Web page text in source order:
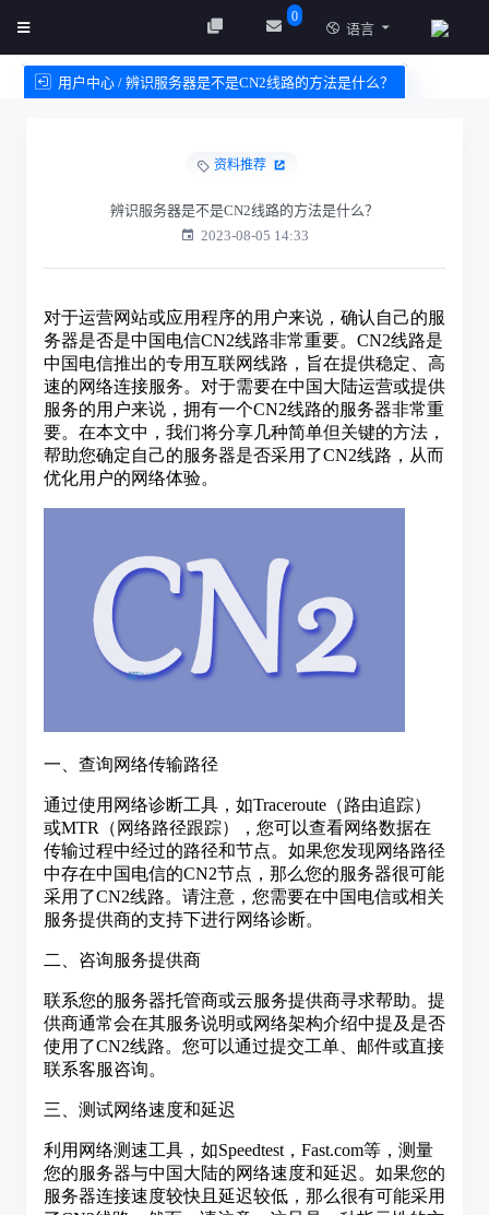
0
语言
用户中心 / 辨识服务器是不是CN2线路的方法是什么？
资料推荐
辨识服务器是不是CN2线路的方法是什么？
2023-08-05 14:33